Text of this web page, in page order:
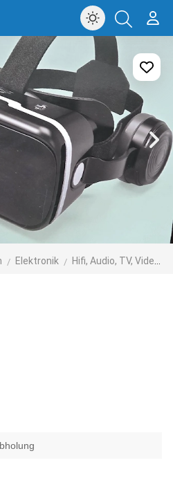
Elektronik Hifi, Audio, TV, Video, Foto